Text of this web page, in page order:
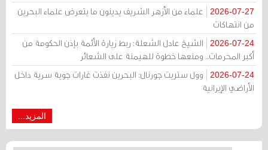
2026-07-27
علماء من الأزهر الشريف يدينون ما يتعرض علماء البحرين
من انتهاكات
2026-07-24
الشيخ عادل الشعلة: ربط زيارة الأئمة بإذن الحكومة من
أكبر المحرمات.. ومنعها خطوة للهيمنة على الشعائر
2026-07-24
وول ستريت جورنال: البحرين نفذت غارات جوية سرية داخل
الأراضي الإيرانية
المزيد...